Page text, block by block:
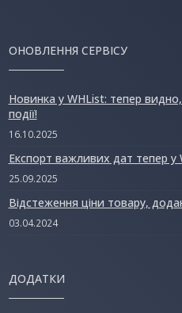
ОНОВЛЕННЯ СЕРВІСУ
Новинка у WHList: тепер видно,
події!
16.10.2025
Експорт важливих дат тепер у
25.09.2025
Відстеження ціни товару,
03.04.2024
ДОДАТКИ